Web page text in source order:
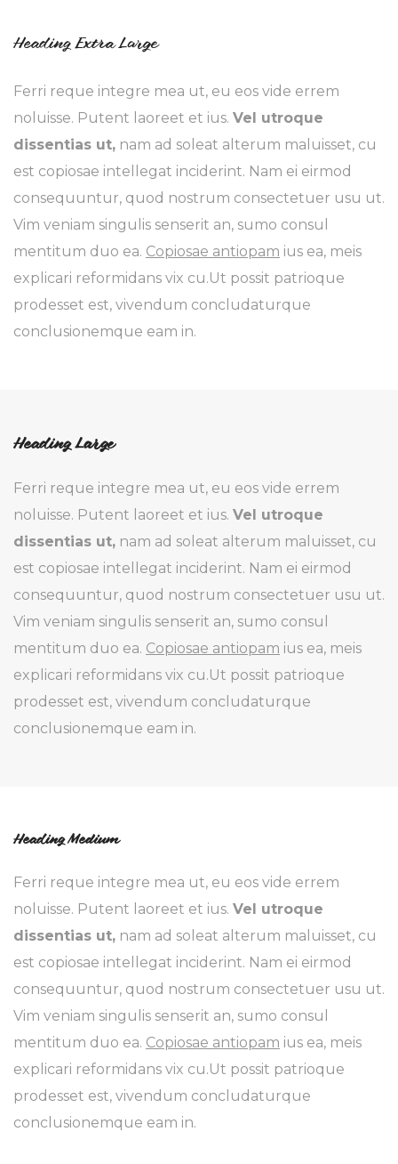
Heading Extra Large
Ferri reque integre mea ut, eu eos vide errem
noluisse. Putent laoreet et ius. Vel utroque
dissentias ut, nam ad soleat alterum maluisset, cu
est copiosae intellegat inciderint. Nam ei eirmod
consequuntur, quod nostrum consectetuer usu ut.
Vim veniam singulis senserit an, sumo consul
mentitum duo ea. Copiosae antiopam ius ea, meis
explicari reformidans vix cu.Ut possit patrioque
prodesset est, vivendum concludaturque
conclusionemque eam in.
Heading Large
Ferri reque integre mea ut, eu eos vide errem
noluisse. Putent laoreet et ius. Vel utroque
dissentias ut, nam ad soleat alterum maluisset, cu
est copiosae intellegat inciderint. Nam ei eirmod
consequuntur, quod nostrum consectetuer usu ut.
Vim veniam singulis senserit an, sumo consul
mentitum duo ea. Copiosae antiopam ius ea, meis
explicari reformidans vix cu.Ut possit patrioque
prodesset est, vivendum concludaturque
conclusionemque eam in.
Heading Medium
Ferri reque integre mea ut, eu eos vide errem
noluisse. Putent laoreet et ius. Vel utroque
dissentias ut, nam ad soleat alterum maluisset, cu
est copiosae intellegat inciderint. Nam ei eirmod
consequuntur, quod nostrum consectetuer usu ut.
Vim veniam singulis senserit an, sumo consul
mentitum duo ea. Copiosae antiopam ius ea, meis
explicari reformidans vix cu.Ut possit patrioque
prodesset est, vivendum concludaturque
conclusionemque eam in.